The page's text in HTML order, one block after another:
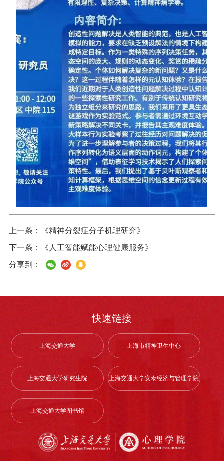
上一条：
《精神分裂症分子机理研究》
下一条：
《人工智能赋能心理健康服务》
分享到：
快速链接
上海交通大学 上海市精神卫生中心
上海交通大学研究生院 上海交通大学安泰经济与管理学院
上海交通大学图书馆